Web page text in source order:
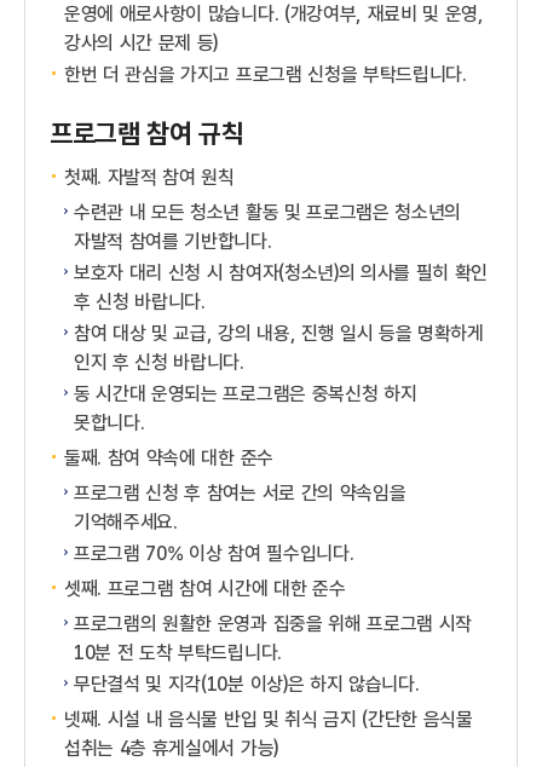
운영에 애로사항이 많습니다. (개강여부, 재료비 및 운영,
강사의 시간 문제 등)
한번 더 관심을 가지고 프로그램 신청을 부탁드립니다.
프로그램 참여 규칙
첫째. 자발적 참여 원칙
수련관 내 모든 청소년 활동 및 프로그램은 청소년의
자발적 참여를 기반합니다.
보호자 대리 신청 시 참여자(청소년)의 의사를 필히 확인
후 신청 바랍니다.
참여 대상 및 교급, 강의 내용, 진행 일시 등을 명확하게
인지 후 신청 바랍니다.
동 시간대 운영되는 프로그램은 중복신청 하지
못합니다.
둘째. 참여 약속에 대한 준수
프로그램 신청 후 참여는 서로 간의 약속임을
기억해주세요.
프로그램 70% 이상 참여 필수입니다.
셋째. 프로그램 참여 시간에 대한 준수
프로그램의 원활한 운영과 집중을 위해 프로그램 시작
10분 전 도착 부탁드립니다.
무단결석 및 지각(10분 이상)은 하지 않습니다.
넷째. 시설 내 음식물 반입 및 취식 금지 (간단한 음식물
섭취는 4층 휴게실에서 가능)